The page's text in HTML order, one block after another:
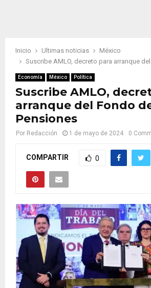
Inicio Ultimas noticias
México
Suscribe AMLO, decreto para arranque
Economía México Política
Suscribe AMLO,
arranque del Fondo
Pensiones
Por Redacción 1 de mayo de 2024 0
COMPARTIR 0